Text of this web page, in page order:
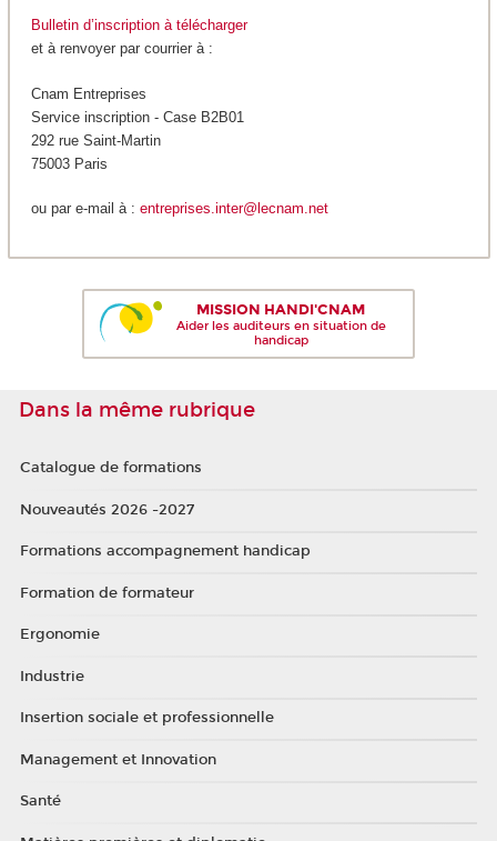
Bulletin d’inscription à télécharger
et à renvoyer par courrier à :
Cnam Entreprises
Service inscription - Case B2B01
292 rue Saint-Martin
75003 Paris
ou par e-mail à : entreprises.inter@lecnam.net
MISSION HANDI'CNAM
Aider les auditeurs en situation de
handicap
Dans la même rubrique
Catalogue de formations
Nouveautés 2026 -2027
Formations accompagnement handicap
Formation de formateur
Ergonomie
Industrie
Insertion sociale et professionnelle
Management et Innovation
Santé